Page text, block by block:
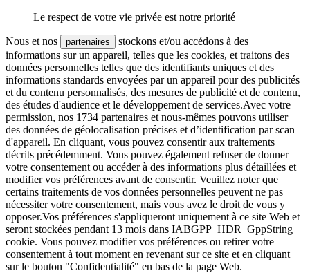
Le respect de votre vie privée est notre priorité
Nous et nos partenaires
stockons et/ou accédons à des
informations sur un appareil, telles que les cookies, et traitons des
données personnelles telles que des identifiants uniques et des
informations standards envoyées par un appareil pour des publicités
et du contenu personnalisés, des mesures de publicité et de contenu,
des études d'audience et le développement de services.Avec votre
permission, nos 1734 partenaires et nous-mêmes pouvons utiliser
des données de géolocalisation précises et d’identification par scan
d'appareil. En cliquant, vous pouvez consentir aux traitements
décrits précédemment. Vous pouvez également refuser de donner
votre consentement ou accéder à des informations plus détaillées et
modifier vos préférences avant de consentir. Veuillez noter que
certains traitements de vos données personnelles peuvent ne pas
nécessiter votre consentement, mais vous avez le droit de vous y
opposer.Vos préférences s'appliqueront uniquement à ce site Web et
seront stockées pendant 13 mois dans IABGPP_HDR_GppString
cookie. Vous pouvez modifier vos préférences ou retirer votre
consentement à tout moment en revenant sur ce site et en cliquant
sur le bouton "Confidentialité" en bas de la page Web.